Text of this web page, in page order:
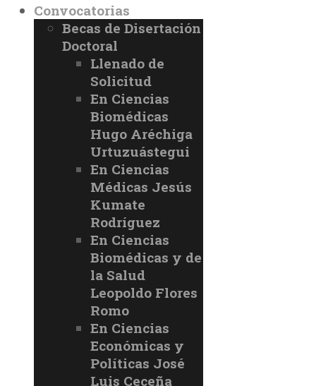
Convocatorias
Becas de Disertación
Doctoral
Llenado de
Solicitud
En Ciencias
Biomédicas
Hugo Aréchiga
Urtuzuástegui
En Ciencias
Médicas Jesús
Kumate
Rodríguez
En Ciencias
Biomédicas y de
la Salud
Leopoldo Flores
Romo
En Ciencias
Económicas y
Políticas José
Luis Ceceña